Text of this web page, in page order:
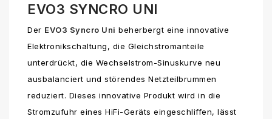
EVO3 SYNCRO UNI
Der EVO3 Syncro Uni beherbergt eine innovative
Elektronikschaltung, die Gleichstromanteile
unterdrückt, die Wechselstrom-Sinuskurve neu
ausbalanciert und störendes Netzteilbrummen
reduziert. Dieses innovative Produkt wird in die
Stromzufuhr eines HiFi-Geräts eingeschliffen, lässt